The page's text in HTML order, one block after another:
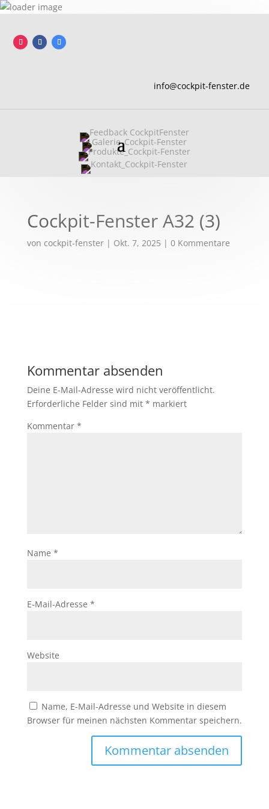
info@cockpit-fenster.de
Cockpit-Fenster A32 (3)
von cockpit-fenster| Okt. 7, 2025 | 0 Kommentare
Kommentar absenden
Deine E-Mail-Adresse wird nicht veröffentlicht.
Erforderliche Felder sind mit * markiert
Kommentar *
Name *
E-Mail-Adresse *
Website
Name, E-Mail-Adresse und Website in diesem
Browser für meinen nächsten Kommentar speichern.